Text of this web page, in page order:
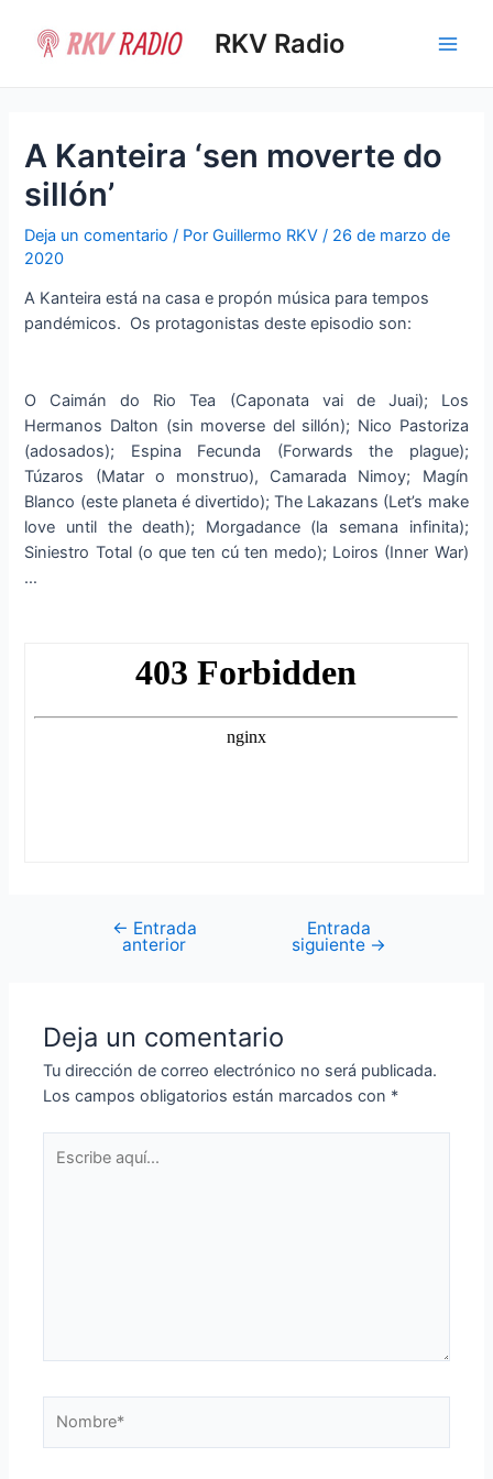
contenido
RKV Radio
A Kanteira ‘sen moverte do
sillón’
Deja un comentario / PorGuillermo RKV/ 26 de marzo de
2020
A Kanteira está na casa e propón música para tempos
pandémicos. Os protagonistas deste episodio son:
O Caimán do Rio Tea (Caponata vai de Juai); Los
Hermanos Dalton (sin moverse del sillón); Nico Pastoriza
(adosados); Espina Fecunda (Forwards the plague);
Túzaros (Matar o monstruo), Camarada Nimoy; Magín
Blanco (este planeta é divertido); The Lakazans (Let’s make
love until the death); Morgadance (la semana infinita);
Siniestro Total (o que ten cú ten medo); Loiros (Inner War)
…
Navegación
← Entrada
anterior
Entrada
siguiente →
Deja un comentario
Tu dirección de correo electrónico no será publicada.
Los campos obligatorios están marcados con *
aquí...